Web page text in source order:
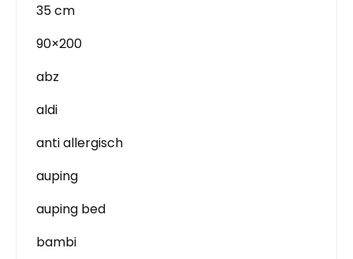
35 cm
90×200
abz
aldi
anti allergisch
auping
auping bed
bambi